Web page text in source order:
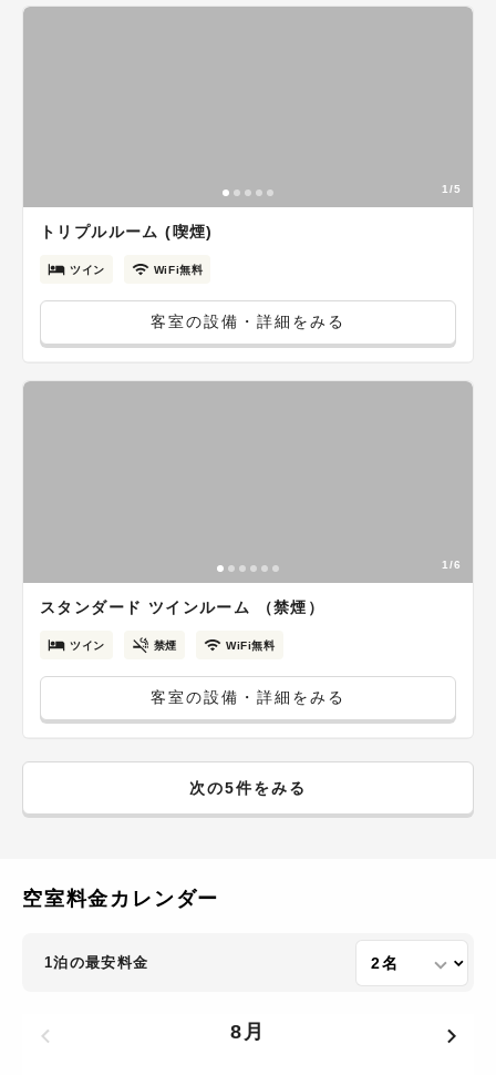
1/5
トリプルルーム (喫煙)
ツイン WiFi無料
客室の設備・詳細をみる
1/6
スタンダード ツインルーム （禁煙）
ツイン 禁煙 WiFi無料
客室の設備・詳細をみる
次の5件をみる
空室料金カレンダー
1泊の最安料金
8月